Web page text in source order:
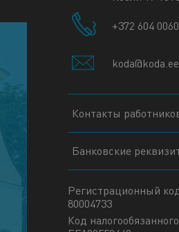
+372 604 0060
koda@koda.ee
Контакты
Банковские
Регистрационный код
80004733
Код